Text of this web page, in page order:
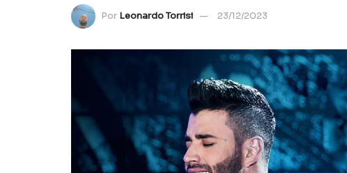
Por Leonardo Torrisi 23/12/2023